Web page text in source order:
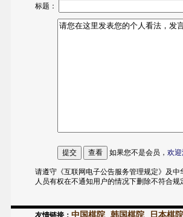
标题：
如果您不是会员， 欢
请遵守《互联网电子公告服务管理规定》及
人员有权在不通知用户的情况下删除不符合
友情链接： 中国棋院 韩国棋院 日本棋院